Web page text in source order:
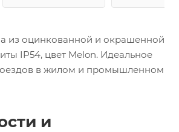
из оцинкованной и окрашенной
IP54, цвет Melon. Идеальное
в жилом и промышленном
и